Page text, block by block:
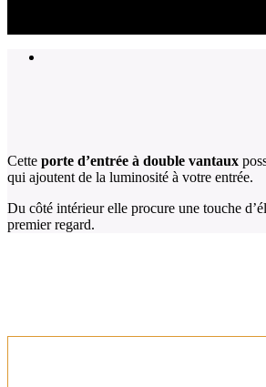
Cette porte d’entrée à double vantaux
qui ajoutent de la luminosité à votre entrée.
Du côté intérieur elle procure une touche
premier regard.